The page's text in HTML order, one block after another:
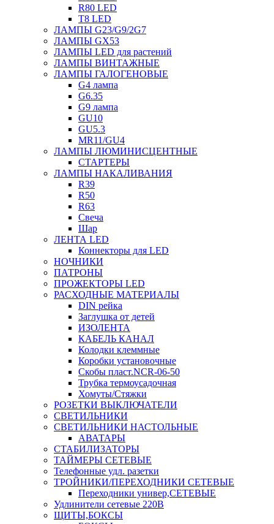
R80 LED
T8 LED
ЛАМПЫ G23/G9/2G7
ЛАМПЫ GX53
ЛАМПЫ LED для растений
ЛАМПЫ ВИНТАЖНЫЕ
ЛАМПЫ ГАЛОГЕНОВЫЕ
G4 лампа
G6.35
G9 лампа
GU10
GU5.3
MR11/GU4
ЛАМПЫ ЛЮМИНИСЦЕНТНЫЕ
СТАРТЕРЫ
ЛАМПЫ НАКАЛИВАНИЯ
R39
R50
R63
Свеча
Шар
ЛЕНТА LED
Коннекторы для LED
НОЧНИКИ
ПАТРОНЫ
ПРОЖЕКТОРЫ LED
РАСХОДНЫЕ МАТЕРИАЛЫ
DIN рейка
Заглушка от детей
ИЗОЛЕНТА
КАБЕЛЬ КАНАЛ
Колодки клеммные
Коробки установочные
Скобы пласт.NCR-06-50
Трубка термоусадочная
Хомуты/Стяжки
РОЗЕТКИ ВЫКЛЮЧАТЕЛИ
СВЕТИЛЬНИКИ
СВЕТИЛЬНИКИ НАСТОЛЬНЫЕ
АВАТАРЫ
СТАБИЛИЗАТОРЫ
ТАЙМЕРЫ СЕТЕВЫЕ
Телефонные удл. разетки
ТРОЙНИКИ/ПЕРЕХОДНИКИ СЕТЕВЫЕ
Переходники универ,СЕТЕВЫЕ
Удлинители сетевые 220В
ЩИТЫ,БОКСЫ